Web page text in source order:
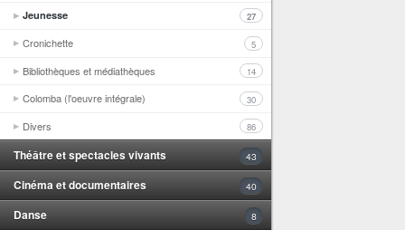
Jeunesse 27
Cronichette 5
Bibliothèques et médiathèques 14
Colomba (l'oeuvre intégrale) 30
Divers 86
Théâtre et spectacles vivants 43
Cinéma et documentaires 40
Danse 8